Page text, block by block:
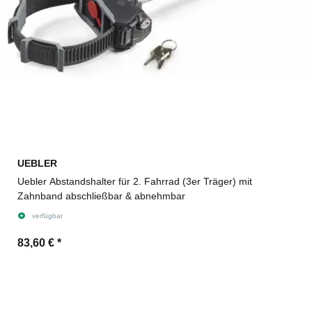
UEBLER
Uebler Abstandshalter für 2. Fahrrad (3er Träger) mit
Zahnband abschließbar & abnehmbar
verfügbar
83,60 € *